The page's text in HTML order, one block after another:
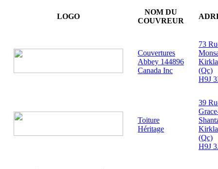
LOGO
NOM DU
COUVREUR
Couvertures
Abbey 144896
Canada Inc
73
(Qc)
H9J
Toiture
Héritage
39
(Qc)
H9J